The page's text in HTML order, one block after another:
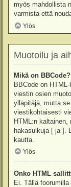
myös mahdollista
varmista että
Ylös
Muotoilu ja
Mikä on BBCode?
BBCode on
viestin osien
ylläpitäjä, mutta
viestikohtaisesti
HTML:n
hakasulkuja [ ja ].
kautta.
Ylös
Onko HTML
Ei. Tällä